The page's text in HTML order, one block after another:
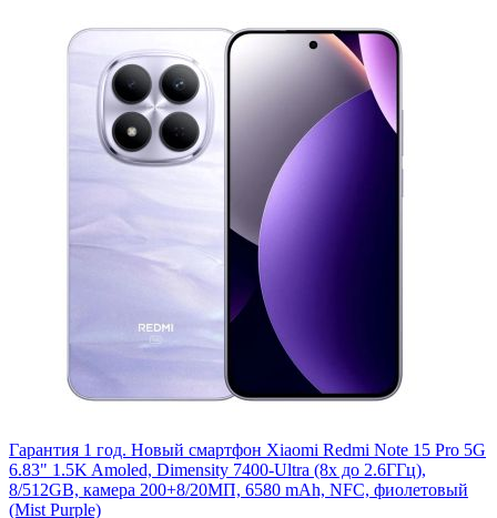
Гарантия 1 год. Новый смартфон Xiaomi Redmi Note 15 Pro 5G
6.83" 1.5K Amoled, Dimensity 7400-Ultra (8x до 2.6ГГц),
8/512GB, камера 200+8/20МП, 6580 mAh, NFC, фиолетовый
(Mist Purple)